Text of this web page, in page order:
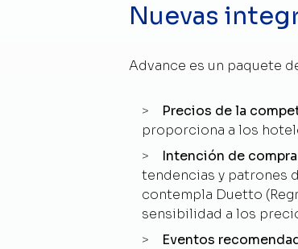
Nuevas
Advance es un paquete
Precios de la
proporciona a los
Intención de
tendencias y patrones
contempla Duetto
sensibilidad a los
Eventos